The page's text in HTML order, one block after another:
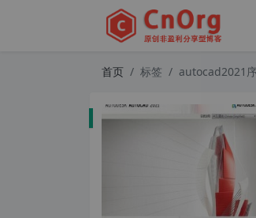
首页 标签 autocad2021